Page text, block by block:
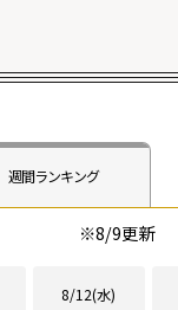
週間ランキング
※8/9更新
8/12(水)